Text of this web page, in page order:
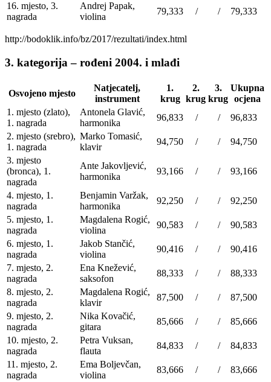
16. mjesto, 3.
nagrada
Andrej Papak,
violina
79,333 / / 79,333
http://bodoklik.info/bz/2017/rezultati/index.html
3. kategorija – rođeni 2004. i mlađi
Osvojeno mjesto
Natjecatelj,
instrument
1.
krug
2.
krug
3.
krug
Ukupna
ocjena
1. mjesto (zlato),
1. nagrada
Antonela Glavić,
harmonika
96,833 / /
96,833
2. mjesto (srebro),
1. nagrada
Marko Tomasić,
klavir
94,750 / /
94,750
3. mjesto
(bronca), 1.
nagrada
Ante Jakovljević,
harmonika
93,166 / / 93,166
4. mjesto, 1.
nagrada
Benjamin Varžak,
harmonika
92,250 / /
92,250
5. mjesto, 1.
nagrada
Magdalena Rogić,
violina
90,583 / /
90,583
6. mjesto, 1.
nagrada
Jakob Stančić,
violina
90,416 / /
90,416
7. mjesto, 2.
nagrada
Ena Knežević,
saksofon
88,333 / /
88,333
8. mjesto, 2.
nagrada
Magdalena Rogić,
klavir
87,500 / /
87,500
9. mjesto, 2.
nagrada
Nika Kovačić,
gitara
85,666 / /
85,666
10. mjesto, 2.
nagrada
Petra Vuksan,
flauta
84,833 / /
84,833
11. mjesto, 2.
nagrada
Ema Boljevčan,
violina
83,666 / /
83,666